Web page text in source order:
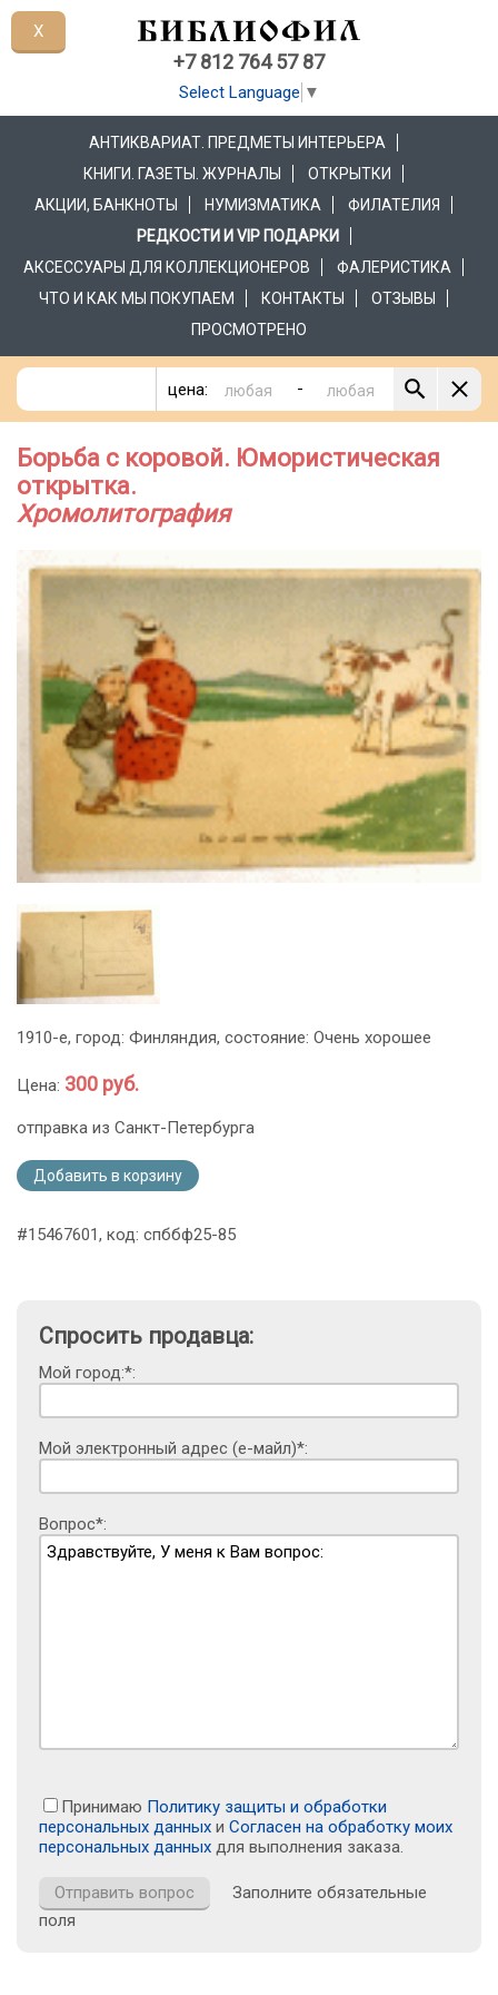
+7 812 764 57 87
Select Language ▼
АНТИКВАРИАТ. ПРЕДМЕТЫ ИНТЕРЬЕРА
КНИГИ. ГАЗЕТЫ. ЖУРНАЛЫ
ОТКРЫТКИ
АКЦИИ, БАНКНОТЫ
НУМИЗМАТИКА
ФИЛАТЕЛИЯ
РЕДКОСТИ И VIP ПОДАРКИ
АКСЕССУАРЫ ДЛЯ КОЛЛЕКЦИОНЕРОВ
ФАЛЕРИСТИКА
ЧТО И КАК МЫ ПОКУПАЕМ
КОНТАКТЫ
ОТЗЫВЫ
ПРОСМОТРЕНО
цена: -
Борьба с коровой. Юмористическая
открытка.
Хромолитография
1910-е, город: Финляндия, состояние: Очень хорошее
Цена: 300 руб.
отправка из Санкт-Петербурга
Добавить в корзину
#15467601, код: спббф25-85
Спросить продавца:
Мой город:*:
Мой электронный адрес (е-майл)*:
Вопрос*:
Принимаю Политику защиты и обработки
персональных данных и Согласен на обработку моих
персональных данных для выполнения заказа.
Заполните обязательные
поля
X